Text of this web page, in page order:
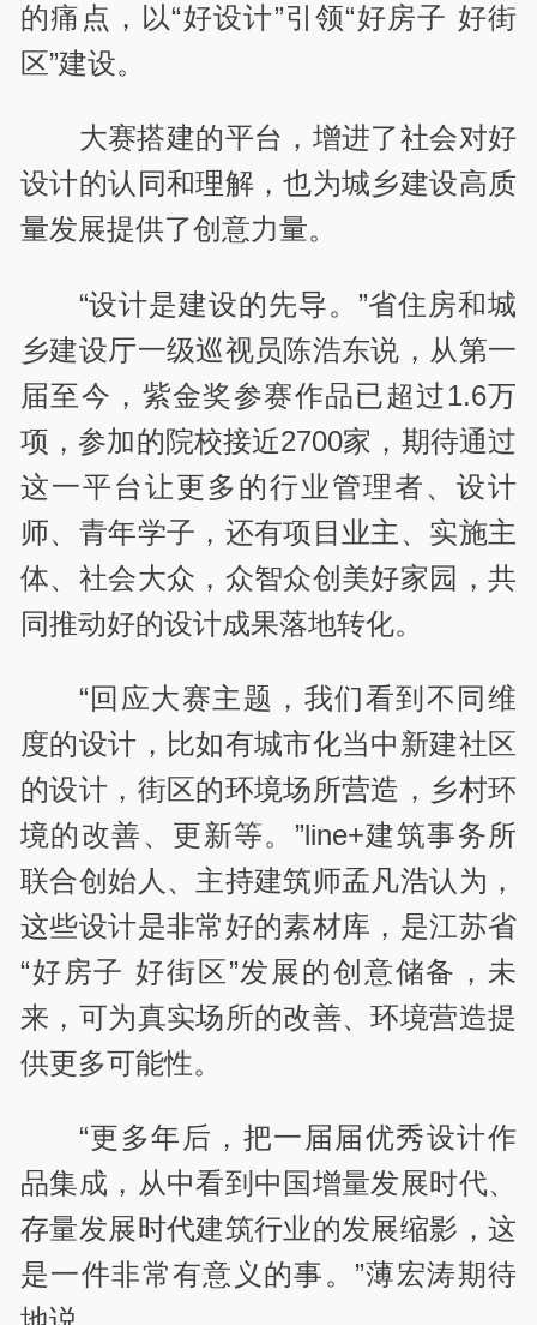
的痛点，以“好设计”引领“好房子 好街
区”建设。
大赛搭建的平台，增进了社会对好
设计的认同和理解，也为城乡建设高质
量发展提供了创意力量。
“设计是建设的先导。”省住房和城
乡建设厅一级巡视员陈浩东说，从第一
届至今，紫金奖参赛作品已超过1.6万
项，参加的院校接近2700家，期待通过
这一平台让更多的行业管理者、设计
师、青年学子，还有项目业主、实施主
体、社会大众，众智众创美好家园，共
同推动好的设计成果落地转化。
“回应大赛主题，我们看到不同维
度的设计，比如有城市化当中新建社区
的设计，街区的环境场所营造，乡村环
境的改善、更新等。”line+建筑事务所
联合创始人、主持建筑师孟凡浩认为，
这些设计是非常好的素材库，是江苏省
“好房子 好街区”发展的创意储备，未
来，可为真实场所的改善、环境营造提
供更多可能性。
“更多年后，把一届届优秀设计作
品集成，从中看到中国增量发展时代、
存量发展时代建筑行业的发展缩影，这
是一件非常有意义的事。”薄宏涛期待